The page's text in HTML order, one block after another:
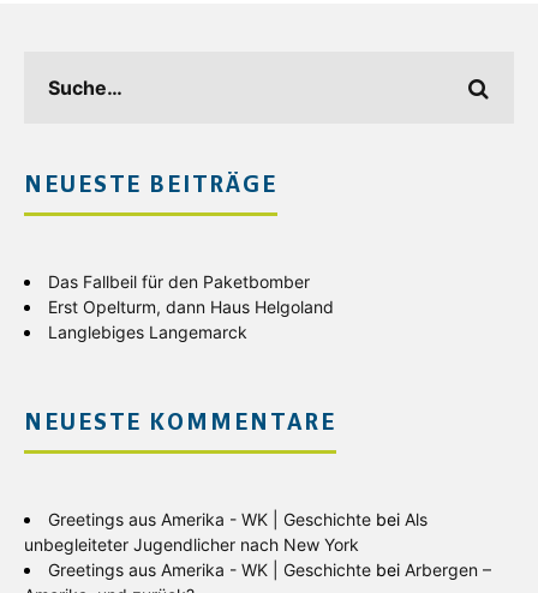
NEUESTE BEITRÄGE
Das Fallbeil für den Paketbomber
Erst Opelturm, dann Haus Helgoland
Langlebiges Langemarck
NEUESTE KOMMENTARE
Greetings aus Amerika - WK | Geschichte bei Als
unbegleiteter Jugendlicher nach New York
Greetings aus Amerika - WK | Geschichte bei Arbergen –